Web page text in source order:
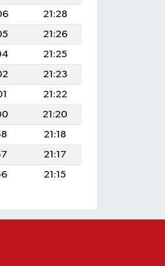
21:28
21:26
21:25
21:23
21:22
21:20
21:18
21:17
21:15